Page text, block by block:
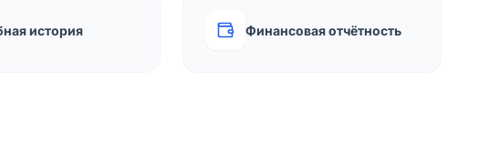
история Финансовая отчётность